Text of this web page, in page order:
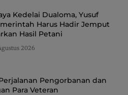
Kedelai Dualoma, Yusuf
Harus Hadir Jemput
Hasil Petani
2026
Pengorbanan dan
Para Veteran